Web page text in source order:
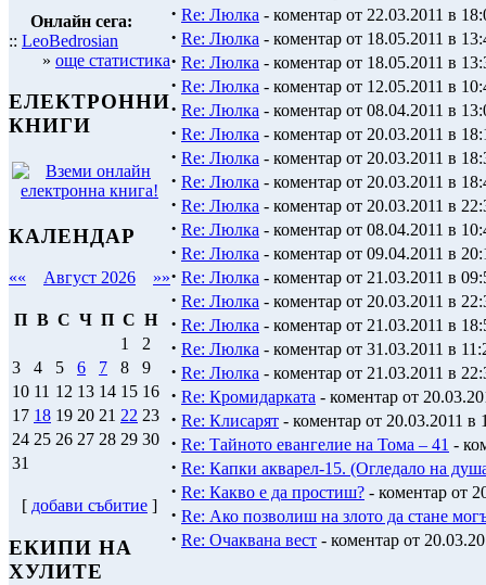
Онлайн сега:
:: LeoBedrosian
» още статистика
ЕЛЕКТРОННИ
КНИГИ
КАЛЕНДАР
«« Август 2026 »»
П В С Ч П С Н
1
2
3
4 5 6 7 8
9
10 11 12 13 14 15 16
17 18 19 20 21 22 23
24 25 26 27 28 29 30
31
[ добави събитие ]
ЕКИПИ НА
ХУЛИТЕ
· Re: Люлка - коментар от 22.03.2011 в
· Re: Люлка - коментар от 18.05.2011 в
· Re: Люлка - коментар от 18.05.2011 в
· Re: Люлка - коментар от 12.05.2011 в
· Re: Люлка - коментар от 08.04.2011 в
· Re: Люлка - коментар от 20.03.2011 в
· Re: Люлка - коментар от 20.03.2011 в
· Re: Люлка - коментар от 20.03.2011 в
· Re: Люлка - коментар от 20.03.2011 в
· Re: Люлка - коментар от 08.04.2011 в
· Re: Люлка - коментар от 09.04.2011 в
· Re: Люлка - коментар от 21.03.2011 в
· Re: Люлка - коментар от 20.03.2011 в
· Re: Люлка - коментар от 21.03.2011 в
· Re: Люлка - коментар от 31.03.2011 в
· Re: Люлка - коментар от 21.03.2011 в
· Re: Кромидарката - коментар от
· Re: Клисарят - коментар от 20.03.2011 в
· Re: Тайното евангелие на Тома – 41 -
· Re: Капки акварел-15. (Огледало на
· Re: Какво е да простиш? - коментар от
· Re: Ако позволиш на злото да стане
· Re: Очаквана вест - коментар от